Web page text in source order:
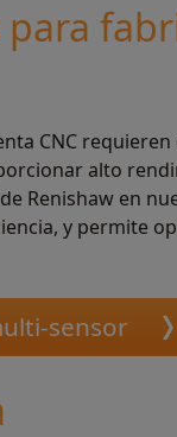
CNC
alto
Renishaw en
y permite
sensor